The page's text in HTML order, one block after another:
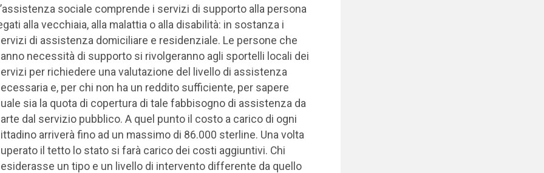
sociale comprende i servizi di supporto alla persona
alla vecchiaia, alla malattia o alla disabilità: in sostanza i
di assistenza domiciliare e residenziale. Le persone che
necessità di supporto si rivolgeranno agli sportelli locali dei
per richiedere una valutazione del livello di assistenza
e, per chi non ha un reddito sufficiente, per sapere
sia la quota di copertura di tale fabbisogno di assistenza da
dal servizio pubblico. A quel punto il costo a carico di ogni
arriverà fino ad un massimo di 86.000 sterline. Una volta
il tetto lo stato si farà carico dei costi aggiuntivi. Chi
un tipo e un livello di intervento differente da quello